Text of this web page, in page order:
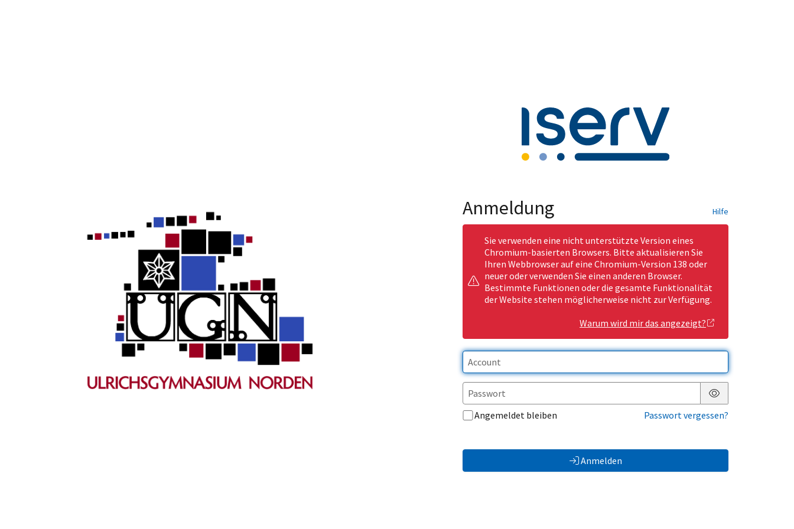
Anmeldung Hilfe
Sie verwenden eine nicht unterstützte Version eines
Chromium-basierten Browsers. Bitte aktualisieren Sie
Ihren Webbrowser auf eine Chromium-Version 138 oder
neuer oder verwenden Sie einen anderen Browser.
Bestimmte Funktionen oder die gesamte Funktionalität
der Website stehen möglicherweise nicht zur Verfügung.
Warum wird mir das angezeigt?
Passwort anzeigen
Angemeldet bleiben
Passwort vergessen?
Anmelden